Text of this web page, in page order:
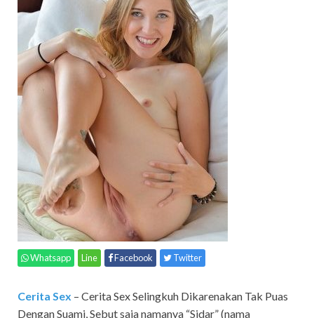
Whatsapp Line Facebook Twitter
Cerita Sex – Cerita Sex Selingkuh Dikarenakan Tak Puas
Dengan Suami, Sebut saja namanya “Sidar” (nama